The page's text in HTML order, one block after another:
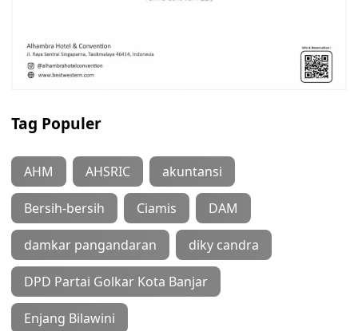
Tag Populer
AHM AHSRIC akuntansi
Bersih-bersih Ciamis DAM
damkar pangandaran diky candra
DPD Partai Golkar Kota Banjar
Enjang Bilawini